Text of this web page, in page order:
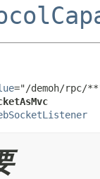
="/demoh/rpc/